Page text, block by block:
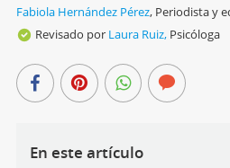
Fabiola Hernández Pérez, Periodista y
Revisado por Laura Ruiz, Psicóloga
En este artículo